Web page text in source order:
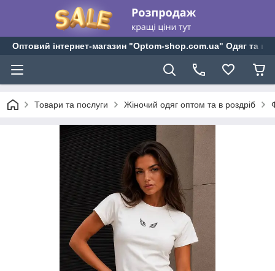
Оптовий інтернет-магазин "Optom-shop.com.ua" Одяг та
Товари та послуги Жіночий одяг оптом та в роздріб